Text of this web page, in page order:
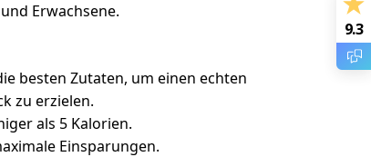
Erwachsene.
besten Zutaten, um einen echten
zu erzielen.
als 5 Kalorien.
Einsparungen.
9.3